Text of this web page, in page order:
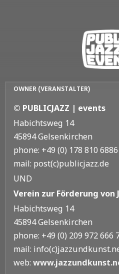
OWNER (VERANSTALTER)
© PUBLICJAZZ | events
Habichtsweg 14
45894 Gelsenkirchen
phone: +49 (0) 178 810 6886
mail: post(c)publicjazz.de
UND
Verein zur Förderung von
Habichtsweg 14
45894 Gelsenkirchen
phone: +49 (0) 209 972 666
mail:
web: